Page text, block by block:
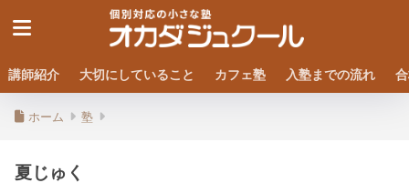
講師紹介 大切にしていること カフェ塾 入塾までの流れ
ホーム 塾
夏じゅく